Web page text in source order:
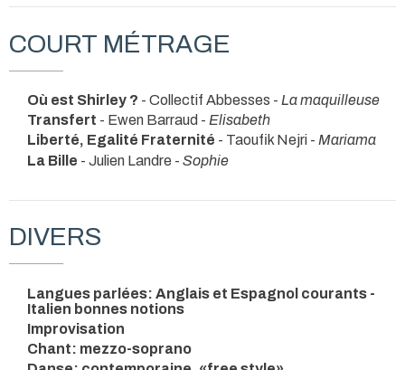
COURT MÉTRAGE
Où est Shirley ? - Collectif Abbesses - La maquilleuse
Transfert - Ewen Barraud - Elisabeth
Liberté, Egalité Fraternité - Taoufik Nejri - Mariama
La Bille - Julien Landre - Sophie
DIVERS
Langues parlées: Anglais et Espagnol courants -
Italien bonnes notions
Improvisation
Chant: mezzo-soprano